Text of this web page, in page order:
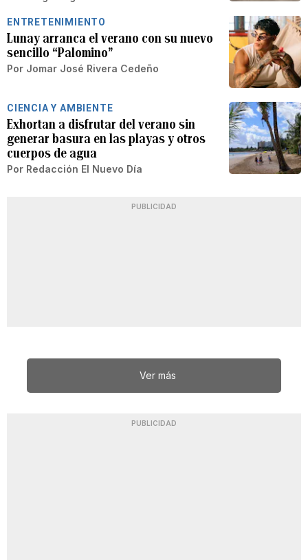
ENTRETENIMIENTO
Lunay arranca el verano con su nuevo
sencillo “Palomino”
Por Jomar José Rivera Cedeño
CIENCIA Y AMBIENTE
Exhortan a disfrutar del verano sin
generar basura en las playas y otros
cuerpos de agua
Por Redacción El Nuevo Día
PUBLICIDAD
Ver más
PUBLICIDAD